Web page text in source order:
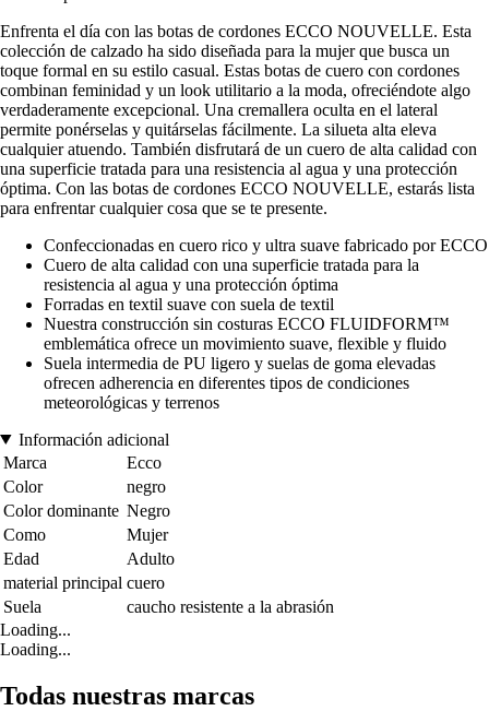
Enfrenta el día con las botas de cordones ECCO NOUVELLE. Esta
colección de calzado ha sido diseñada para la mujer que busca un
toque formal en su estilo casual. Estas botas de cuero con cordones
combinan feminidad y un look utilitario a la moda, ofreciéndote algo
verdaderamente excepcional. Una cremallera oculta en el lateral
permite ponérselas y quitárselas fácilmente. La silueta alta eleva
cualquier atuendo. También disfrutará de un cuero de alta calidad con
una superficie tratada para una resistencia al agua y una protección
óptima. Con las botas de cordones ECCO NOUVELLE, estarás lista
para enfrentar cualquier cosa que se te presente.
Confeccionadas en cuero rico y ultra suave fabricado por ECCO
Cuero de alta calidad con una superficie tratada para la
resistencia al agua y una protección óptima
Forradas en textil suave con suela de textil
Nuestra construcción sin costuras ECCO FLUIDFORM™
emblemática ofrece un movimiento suave, flexible y fluido
Suela intermedia de PU ligero y suelas de goma elevadas
ofrecen adherencia en diferentes tipos de condiciones
meteorológicas y terrenos
Información adicional
Marca
Ecco
Color
negro
Color dominante Negro
Como
Mujer
Edad
Adulto
material principal cuero
Suela
caucho resistente a la abrasión
Loading...
Loading...
Todas nuestras marcas